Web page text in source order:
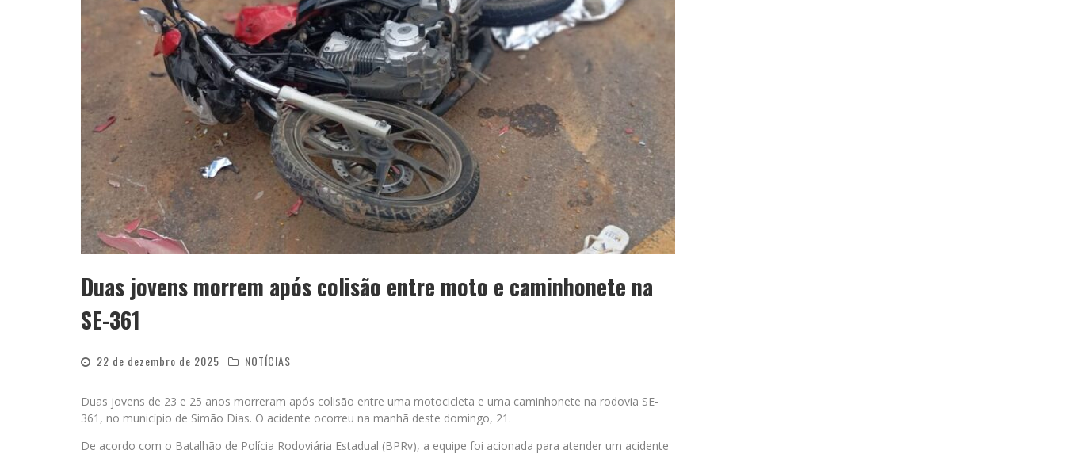
Duas jovens morrem após colisão entre moto e caminhonete na
SE-361
22 de dezembro de 2025 NOTÍCIAS
Duas jovens de 23 e 25 anos morreram após colisão entre uma motocicleta e uma caminhonete na rodovia SE-
361, no município de Simão Dias. O acidente ocorreu na manhã deste domingo, 21.
De acordo com o Batalhão de Polícia Rodoviária Estadual (BPRv), a equipe foi acionada para atender um acidente